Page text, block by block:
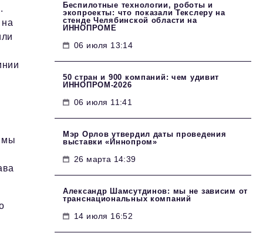
на
мы
Беспилотные технологии, роботы и
экопроекты: что показали Текслеру на
стенде Челябинской области на
ИННОПРОМЕ
06 июля 13:14
50 стран и 900 компаний: чем удивит
ИННОПРОМ‑2026
06 июля 11:41
Мэр Орлов утвердил даты проведения
выставки «Иннопром»
26 марта 14:39
Александр Шамсутдинов: мы не зависим от
транснациональных компаний
14 июля 16:52